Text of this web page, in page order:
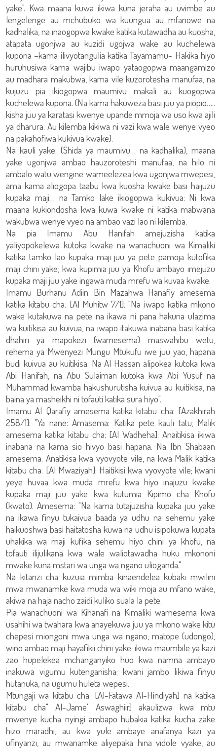
yake". Kwa maana kuwa ikiwa kuna jeraha au uvimbe au
lengelenge au mchubuko wa kuungua au mfanowe na
kadhalika, na inaogopwa kwake katika kutawadha au kuosha,
atapata ugonjwa au kuzidi ugojwa wake au kuchelewa
kupona –kama ilivyotangulia katika Tayamamu- Hakika hiyo
huruhusiwa kama wajibu iwapo yataogopwa maangamizo
au madhara makubwa, kama vile kuzorotesha manufaa, na
kujuzu pia ikiogopwa maumivu makali au kuogopwa
kuchelewa kupona. (Na kama hakuweza basi juu ya piopio…..
kisha juu ya karatasi kwenye upande mmoja wa uso kwa ajili
ya dharura. Au kilemba kikiwa ni vazi kwa wale wenye vyeo
na pakahofiwa kukivua kwake).
Na kauli yake: (Shida ya maumivu… na kadhalika), maana
yake ugonjwa ambao hauzoroteshi manufaa, na hilo ni
ambalo watu wengine wameelezea kwa ugonjwa mwepesi,
ama kama aliogopa taabu kwa kuosha kwake basi haijuzu
kupaka maji… na Tamko lake ikiogopwa kukivua: Ni kwa
maana kukiondosha kwa kuwa kwake ni katika mabwana
wakubwa wenye vyeo na ambao vazi lao ni kilemba.
Na pia Imamu Abu Hanifah amejuzisha katika
yaliyopokelewa kutoka kwake na wanachuoni wa Kimaliki
katika tamko lao kupaka maji juu ya pete pamoja kutofika
maji chini yake; kwa kupimia juu ya Khofu ambayo imejuzu
kupaka maji juu yake ingawa muda mrefu wa kuvaa kwake.
Imamu Burhanu Adiin Bin Mazahwa Hanafiy amesema
katika kitabu cha: [Al Muhitw 7/1]: "Na iwapo katika mkono
wake kutakuwa na pete na ikawa ni pana hakuna ulazima
wa kuitikisa au kuivua, na iwapo itakuwa inabana basi katika
dhahiri ya mapokezi (wamesema) maswahibu wetu,
rehema ya Mwenyezi Mungu Mtukufu iwe juu yao, hapana
budi kuivua au kuitikisa. Na Al Hassan alipokea kutoka kwa
Abi Hanifah, na Abu Sulaiman kutoka kwa Abi Yusuf na
Muhammad kwamba hakushurutisha kuivua au kuitikisa, na
baina ya masheikhi ni tofauti katika sura hiyo".
Imamu Al Qarafiy amesema katika kitabu cha: [Azakhirah
258/1]: "Ya nane: Amasema: Katika pete kauli tatu; Malik
amesema katika kitabu cha: [Al Wadheha]: Anaitikisa ikiwa
inabana na kama sio hivyo basi hapana. Na Ibn Shabaan
amesema: Anatikisa kwa vyovyote vile, na kwa Malik katika
kitabu cha: [Al Mwaziyah]; Haitikisi kwa vyovyote vile; kwani
yeye huvaa kwa muda mrefu kwa hiyo inajuzu kwake
kupaka maji juu yake kwa kutumia Kipimo cha Khofu
(kwato). Amesema: "Na kama tutajuzisha kupaka juu yake
na ikawa finyu tukaivua baada ya udhu na sehemu yake
haikuoshwa basi haitatosha kuwa na udhu isipokuwa kupata
uhakika wa maji kufika sehemu hiyo chini ya khofu, na
tofauti ilijulikana kwa wale waliotawadha huku mkononi
mwake kuna mstari wa unga wa ngano ulioganda."
Na kitanzi cha kuzuia mimba kinaendelea kubaki mwilini
mwa mwanamke kwa muda wa wiki moja au mfano wake,
akiwa na haja nacho zaidi kuliko suala la pete.
Pia wanachuoni wa Kihanafi na Kimaliki wamesema kwa
usahihi wa twahara kwa anayekuwa juu ya mkono wake kitu
chepesi miongoni mwa unga wa ngano, matope (udongo),
wino ambao maji hayafikii chini yake; ikiwa maumbile ya kazi
zao hupelekea mchanganyiko huo kwa namna ambayo
inakuwa vigumu kutenganisha; kwani jambo likiwa finyu
hutanuka, na ugumu huleta wepesi.
Mtungaji wa kitabu cha: [Al-Fatawa Al-Hindiyah] na katika
kitabu cha" Al-Jame' Aswaghiir] akaulizwa kwa mtu
mwenye kucha nyingi ambapo hubakia katika kucha zake
hizo maradhi, au kwa yule ambaye anafanya kazi ya
ufinyanzi, au mwanamke aliyepaka hina vidole vyake, au